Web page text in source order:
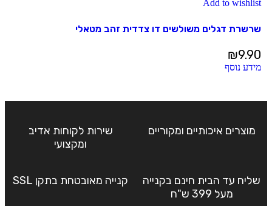
Add to wishlist
שרשרת דגלים משולשים דו צדדית זהב מטאלי
₪9.90
מידע נוסף
מוצרים איכותיים ומקוריים
שירות לקוחות אדיב
ומקצועי
שליח עד הבית חינם בקנייה
מעל 399 ש"ח
קנייה מאובטחת בתקן SSL